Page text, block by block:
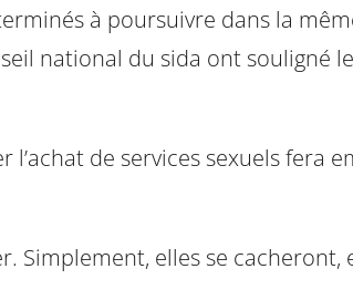
à poursuivre dans la
national du sida ont souligné
de services sexuels fera
Simplement, elles se